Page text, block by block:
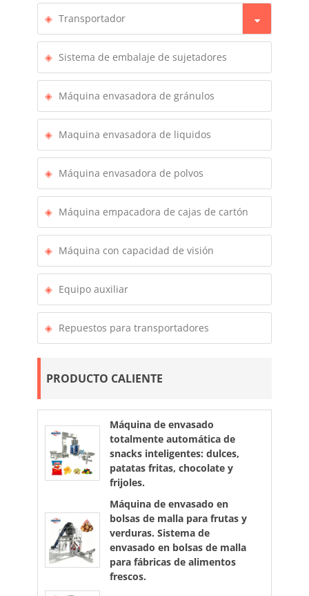
Transportador
Sistema de embalaje de sujetadores
Máquina envasadora de gránulos
Maquina envasadora de liquidos
Máquina envasadora de polvos
Máquina empacadora de cajas de cartón
Máquina con capacidad de visión
Equipo auxiliar
Repuestos para transportadores
PRODUCTO CALIENTE
Máquina de envasado
totalmente automática de
snacks inteligentes: dulces,
patatas fritas, chocolate y
frijoles.
Máquina de envasado en
bolsas de malla para frutas y
verduras. Sistema de
envasado en bolsas de malla
para fábricas de alimentos
frescos.